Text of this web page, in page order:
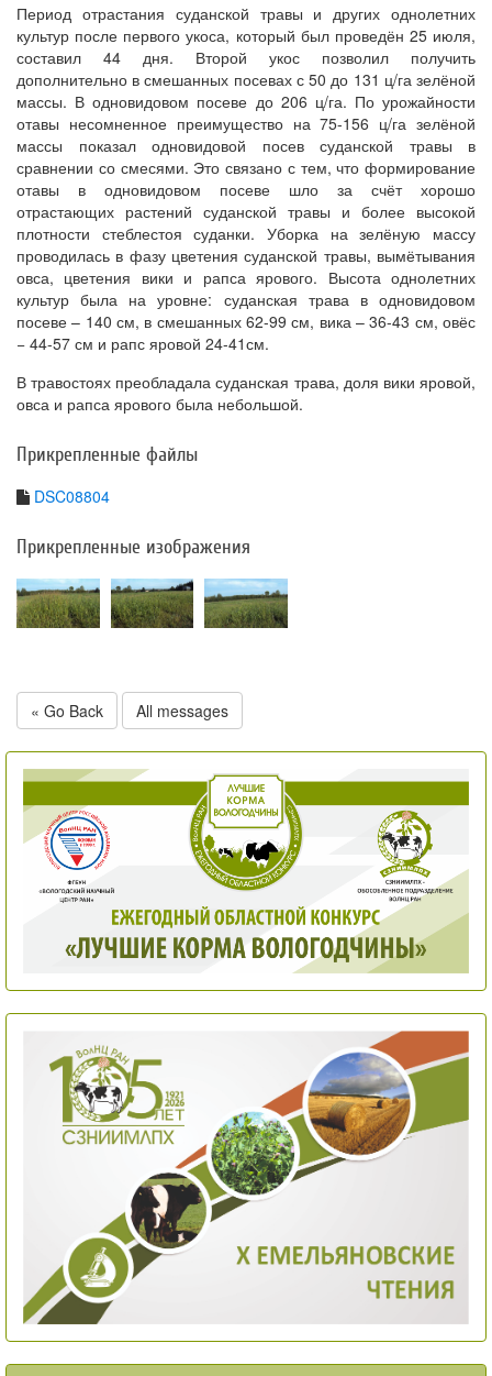
Период отрастания суданской травы и других однолетних
культур после первого укоса, который был проведён 25 июля,
составил 44 дня. Второй укос позволил получить
дополнительно в смешанных посевах с 50 до 131 ц/га зелёной
массы. В одновидовом посеве до 206 ц/га. По урожайности
отавы несомненное преимущество на 75-156 ц/га зелёной
массы показал одновидовой посев суданской травы в
сравнении со смесями. Это связано с тем, что формирование
отавы в одновидовом посеве шло за счёт хорошо
отрастающих растений суданской травы и более высокой
плотности стеблестоя суданки. Уборка на зелёную массу
проводилась в фазу цветения суданской травы, вымётывания
овса, цветения вики и рапса ярового. Высота однолетних
культур была на уровне: суданская трава в одновидовом
посеве – 140 см, в смешанных 62-99 см, вика – 36-43 см, овёс
− 44-57 см и рапс яровой 24-41см.
В травостоях преобладала суданская трава, доля вики яровой,
овса и рапса ярового была небольшой.
Прикрепленные файлы
DSC08804
Прикрепленные изображения
« Go Back All messages